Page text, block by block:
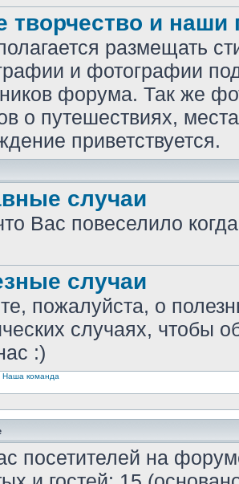
творчество и наши
размещать
и фотографии
форума. Так же
о путешествиях,
приветствуется.
случаи
Вас повеселило
случаи
пожалуйста, о
случаях, чтобы
:)
Наша команда
посетителей на